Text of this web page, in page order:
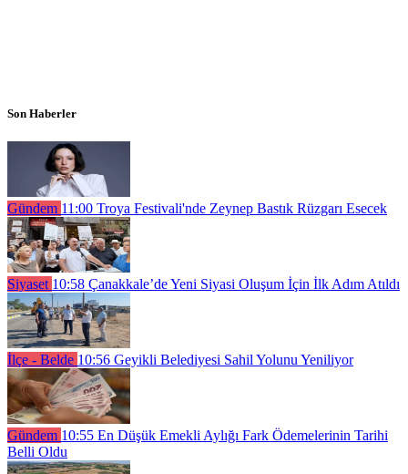
Son Haberler
Gündem 11:00 Troya Festivali'nde Zeynep Bastık Rüzgarı Esecek
Siyaset 10:58 Çanakkale’de Yeni Siyasi Oluşum İçin İlk Adım Atıldı
İlçe - Belde 10:56 Geyikli Belediyesi Sahil Yolunu Yeniliyor
Gündem 10:55 En Düşük Emekli Aylığı Fark Ödemelerinin Tarihi
Belli Oldu